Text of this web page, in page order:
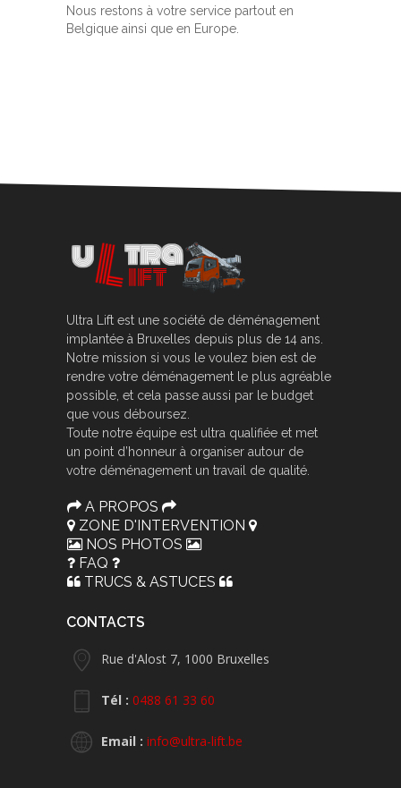
Nous restons à votre service partout en
Belgique ainsi que en Europe.
Ultra Lift est une société de déménagement
implantée à Bruxelles depuis plus de 14 ans.
Notre mission si vous le voulez bien est de
rendre votre déménagement le plus agréable
possible, et cela passe aussi par le budget
que vous déboursez.
Toute notre équipe est ultra qualifiée et met
un point d’honneur à organiser autour de
votre déménagement un travail de qualité.
A PROPOS
ZONE D'INTERVENTION
NOS PHOTOS
FAQ
TRUCS & ASTUCES
CONTACTS
Rue d'Alost 7, 1000 Bruxelles
Tél : 0488 61 33 60
Email : info@ultra-lift.be